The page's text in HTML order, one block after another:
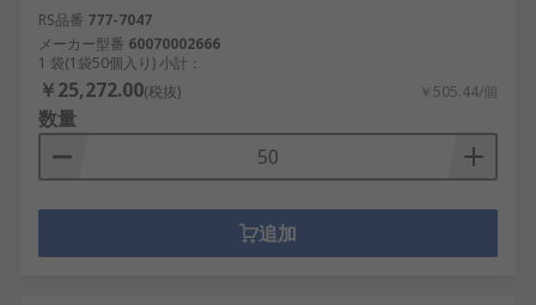
より困難な表面用に、鋭く、ギザギザの粒子
を含んでいます。
バリ取りツール、ハンドル、ブレード、ホイ
ール
品質な仕上げに最適です。また、木材、プラ
スチック、セラミック、金属用のバリ取り製
除去するために、手動又はチャックで固定し
た電動工具を使用します。
RS品番 777-7047
メーカー型番 60070002666
1 袋(1袋50個入り) 小計：
￥25,272.00(税抜) ￥505.44/個
数量
追加